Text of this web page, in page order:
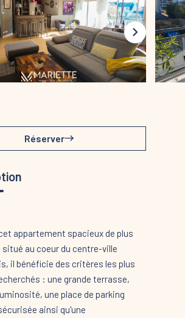
Réserver
appartement spacieux de plus
situé au coeur du centre-ville
il bénéficie des critères les plus
: une grande terrasse,
une place de parking
ainsi qu'une